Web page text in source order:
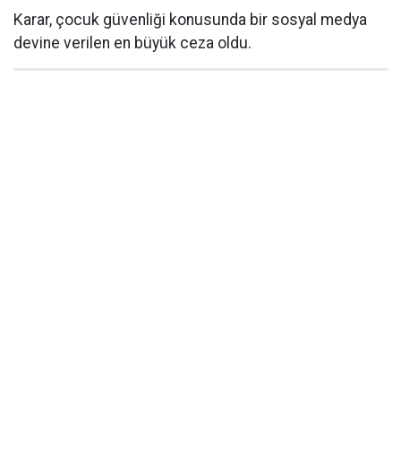
Karar, çocuk güvenliği konusunda bir sosyal medya
devine verilen en büyük ceza oldu.